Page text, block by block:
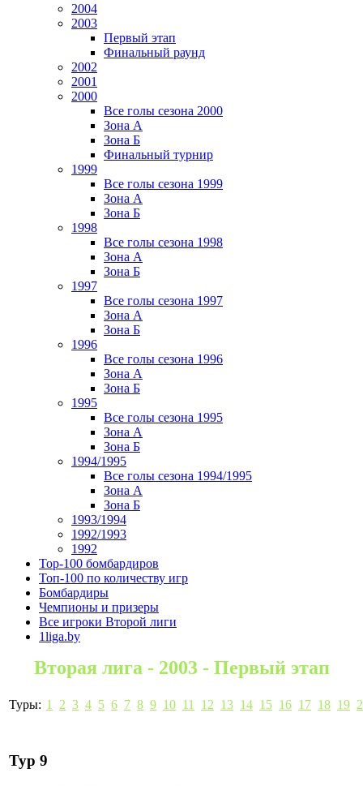
2004
2003
Первый этап
Финальный раунд
2002
2001
2000
Все голы сезона 2000
Зона А
Зона Б
Финальный турнир
1999
Все голы сезона 1999
Зона А
Зона Б
1998
Все голы сезона 1998
Зона А
Зона Б
1997
Все голы сезона 1997
Зона А
Зона Б
1996
Все голы сезона 1996
Зона А
Зона Б
1995
Все голы сезона 1995
Зона А
Зона Б
1994/1995
Все голы сезона 1994/1995
Зона А
Зона Б
1993/1994
1992/1993
1992
Top-100 бомбардиров
Топ-100 по количеству игр
Бомбардиры
Чемпионы и призеры
Все игроки Второй лиги
1liga.by
Вторая лига - 2003 - Первый этап
Туры: 1 2 3 4 5 6 7 8 9 10 11 12 13 14 15 16 17 18 19
Тур 9